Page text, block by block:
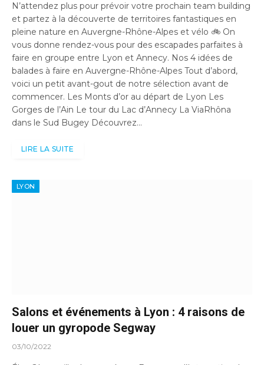
N’attendez plus pour prévoir votre prochain team building
et partez à la découverte de territoires fantastiques en
pleine nature en Auvergne-Rhône-Alpes et vélo 🚲 On
vous donne rendez-vous pour des escapades parfaites à
faire en groupe entre Lyon et Annecy. Nos 4 idées de
balades à faire en Auvergne-Rhône-Alpes Tout d’abord,
voici un petit avant-gout de notre sélection avant de
commencer. Les Monts d’or au départ de Lyon Les
Gorges de l’Ain Le tour du Lac d’Annecy La ViaRhôna
dans le Sud Bugey Découvrez…
LIRE LA SUITE
LYON
Salons et événements à Lyon : 4 raisons de
louer un gyropode Segway
03/10/2022